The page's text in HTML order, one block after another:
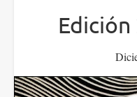
Edición